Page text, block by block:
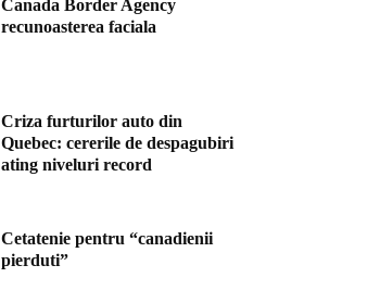
Canada Border Agency
recunoasterea faciala
Criza furturilor auto din
Quebec: cererile de despagubiri
ating niveluri record
Cetatenie pentru “canadienii
pierduti”